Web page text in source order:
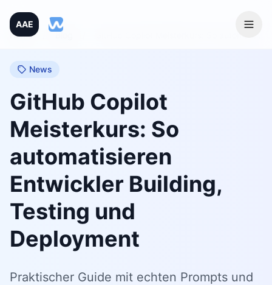
AAE
Home
Blog
News
GitHub Copilot
Meisterkurs: So
automatisieren
Entwickler Building,
Testing und
Deployment
Praktischer Guide mit echten Prompts und